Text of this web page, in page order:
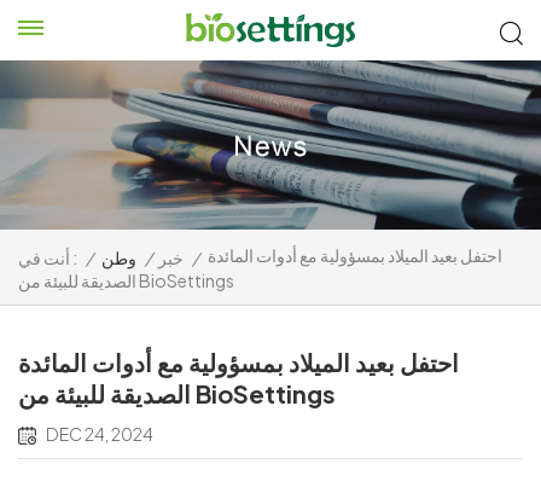
أنت في : / وطن / خبر / احتفل بعيد الميلاد بمسؤولية مع أدوات المائدة
الصديقة للبيئة من BioSettings
احتفل بعيد الميلاد بمسؤولية مع أدوات المائدة
الصديقة للبيئة من BioSettings
DEC 24, 2024